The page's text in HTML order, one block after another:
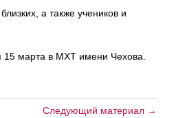
а также учеников и
15 марта в МХТ имени Чехова.
Следующий материал →